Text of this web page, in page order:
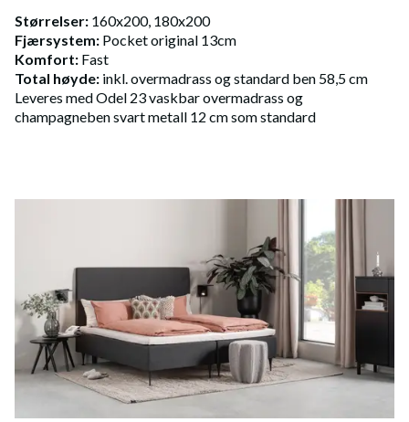
Størrelser: 160x200, 180x200
Fjærsystem: Pocket original 13cm
Komfort: Fast
Total høyde: inkl. overmadrass og standard ben 58,5 cm
Leveres med Odel 23 vaskbar overmadrass og
champagneben svart metall 12 cm som standard